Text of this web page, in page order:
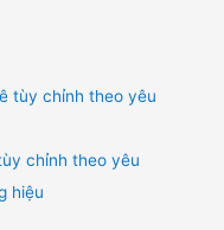
chỉnh theo yêu
hiệu